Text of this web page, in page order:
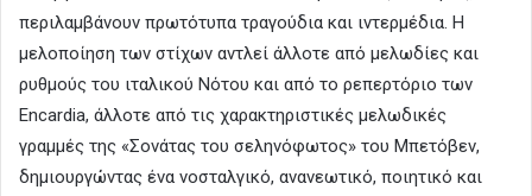
περιλαμβάνουν πρωτότυπα τραγούδια και ιντερμέδια. Η
μελοποίηση των στίχων αντλεί άλλοτε από μελωδίες και
ρυθμούς του ιταλικού Νότου και από το ρεπερτόριο των
Encardia, άλλοτε από τις χαρακτηριστικές μελωδικές
γραμμές της «Σονάτας του σεληνόφωτος» του Μπετόβεν,
δημιουργώντας ένα νοσταλγικό, ανανεωτικό, ποιητικό και